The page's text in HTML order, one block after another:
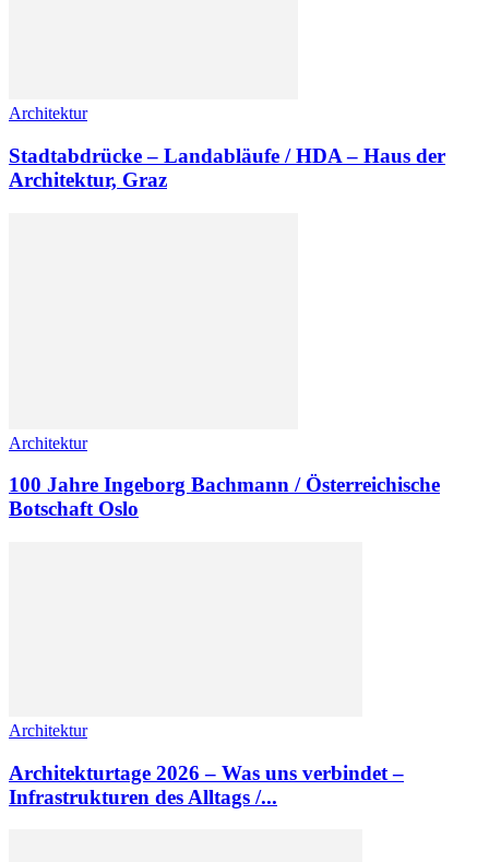
Architektur
Stadtabdrücke – Landabläufe / HDA – Haus der
Architektur, Graz
Architektur
100 Jahre Ingeborg Bachmann / Österreichische
Botschaft Oslo
Architektur
Architekturtage 2026 – Was uns verbindet –
Infrastrukturen des Alltags /...